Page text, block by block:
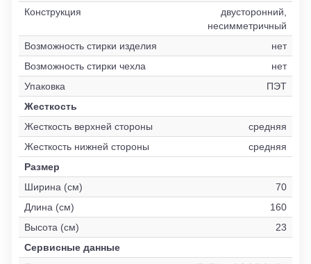
Конструкция
двусторонний,
несимметричный
Возможность стирки изделия
нет
Возможность стирки чехла
нет
Упаковка
ПЭТ
Жесткость
Жесткость верхней стороны
средняя
Жесткость нижней стороны
средняя
Размер
Ширина (см)
70
Длина (см)
160
Высота (см)
23
Сервисные данные